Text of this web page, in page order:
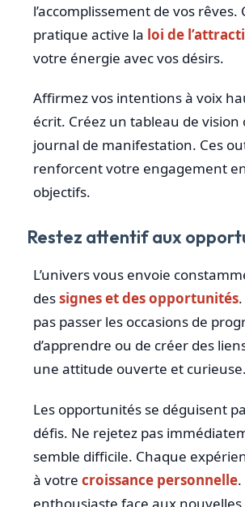
l’accomplissement de vos rêves.
pratique active la loi de
votre énergie avec vos désirs.
Affirmez vos intentions à voix
écrit. Créez un tableau de vision
journal de manifestation. Ces
renforcent votre engagement
objectifs.
Restez attentif aux
L’univers vous envoie
dessignes et des opportunités
pas passer les occasions de
d’apprendre ou de créer des
une attitude ouverte et curieuse.
Les opportunités se déguisent
défis. Ne rejetez pas
semble difficile. Chaque
à votre croissance personnelle
enthousiaste face aux nouvelles